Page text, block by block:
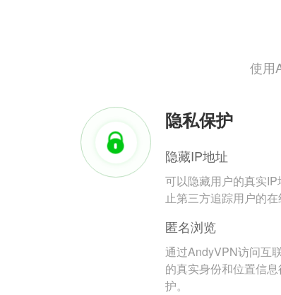
使用
隐私保护
隐藏IP地址
可以隐藏用户的真实
止第三方追踪用户的在
匿名浏览
通过AndyVPN访问互
的真实身份和位置信
护。